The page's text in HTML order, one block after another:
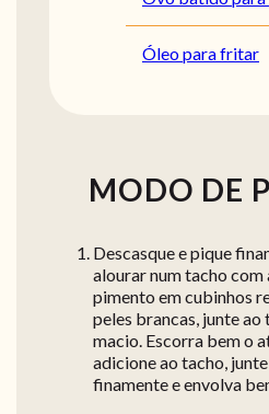
Óleo para fritar
MODO DE
Descasque e pique
alourar num tacho com
pimento em cubinhos
peles brancas, junte
macio. Escorra bem o
adicione ao tacho,
finamente e envolva